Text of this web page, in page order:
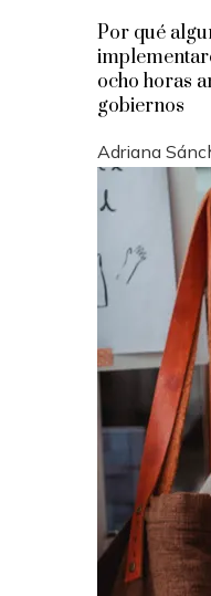
Por qué
ocho horas
gobiernos
Adriana